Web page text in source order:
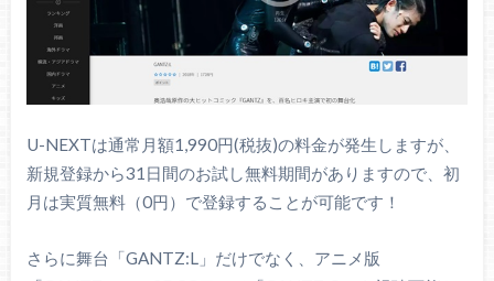
U-NEXTは通常月額1,990円(税抜)の料金が発生しますが、
新規登録から31日間のお試し無料期間がありますので、初
月は実質無料（0円）で登録することが可能です！
さらに舞台「GANTZ:L」だけでなく、アニメ版